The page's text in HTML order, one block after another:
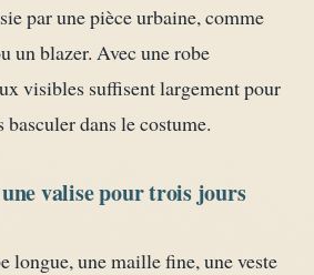
par une pièce urbaine, comme
un blazer. Avec une robe
visibles suffisent largement pour
dans le costume.
valise pour trois jours
longue, une maille fine, une veste